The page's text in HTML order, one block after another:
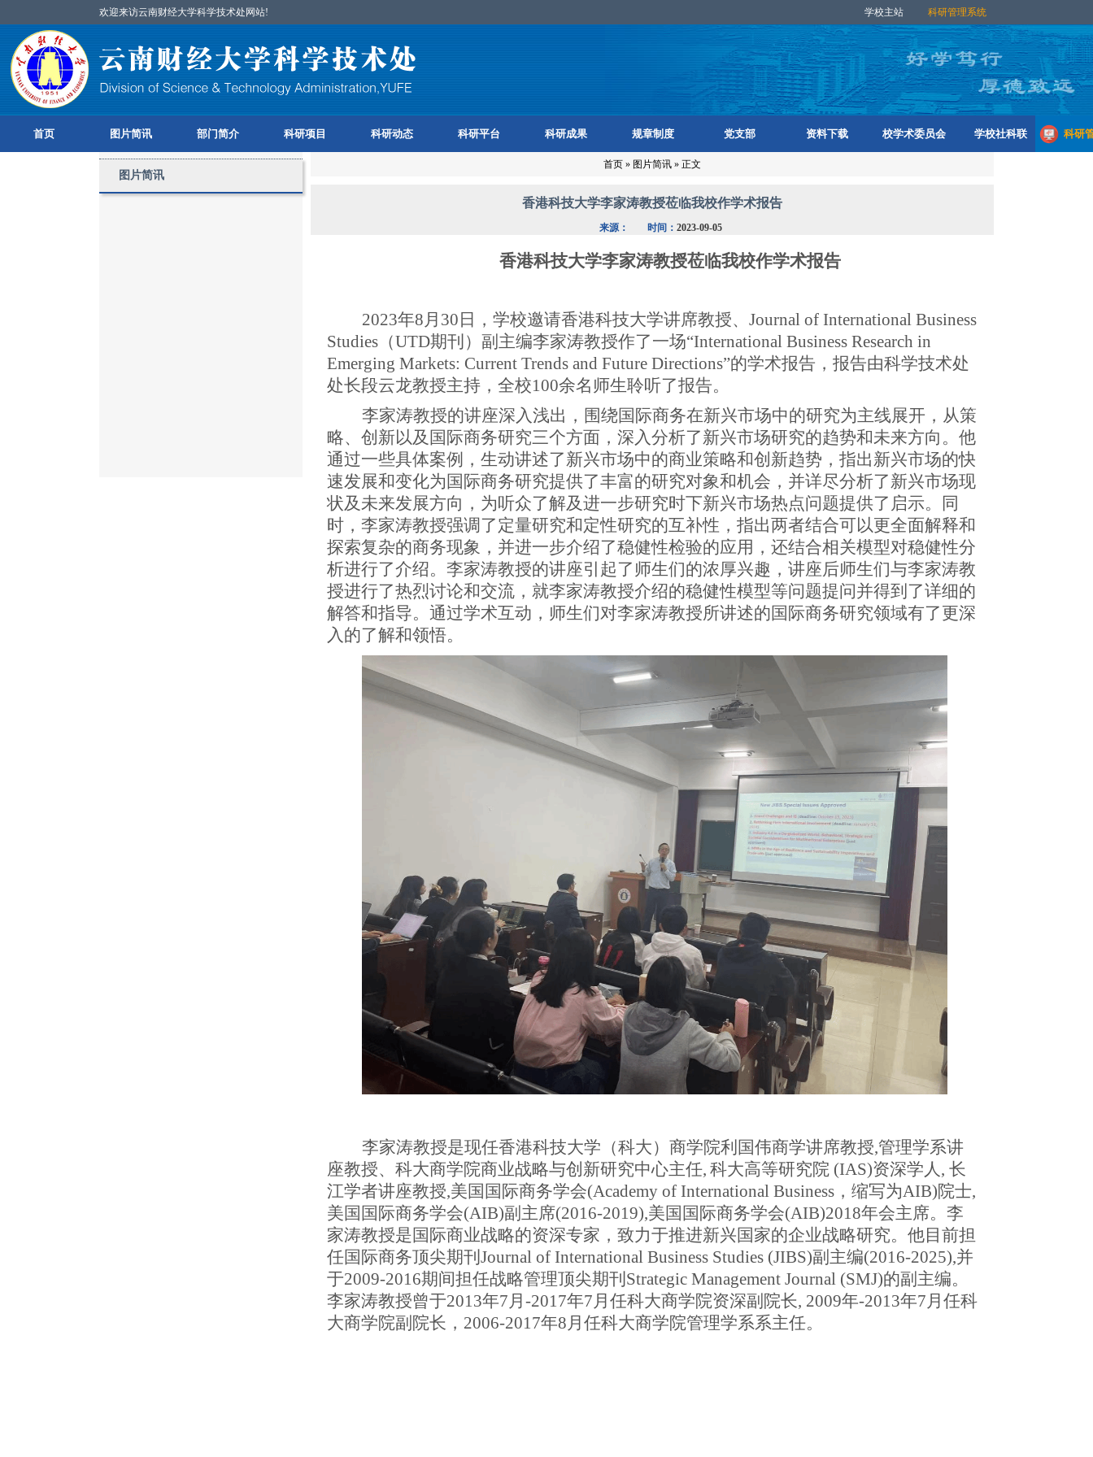
科研管理系统
学校主站
欢迎来访云南财经大学科学技术处网站!
首页 图片简讯 部门简介 科研项目 科研动态 科研平台 科研成果 规章制度 党支部 资料下载 校学术委员会 学校社科联 科研
图片简讯
首页 » 图片简讯 » 正文
香港科技大学李家涛教授莅临我校作学术报告
来源： 时间： 2023-09-05
香港科技大学李家涛教授莅临我校作学术报告
2023年8月 30 日，学校邀请香港科技大学讲席教授、 Journal of International Business
Studies （UTD期刊）副主编李家涛教授作了一场“International Business Research in
Emerging Markets: Current Trends and Future Directions”的学术报告 ， 报告由科学技术处
处长段云龙教授主持， 全校100余名师生聆听了报告。
李家涛教授的讲座深入浅出，围绕国际商务在新兴市场中的研究为主线展开， 从策
略、创新以及国际商务研究三个方面 ， 深入分析了新兴市场研究的趋势和未来方向。他
通过一些具体案例，生动讲述了新兴市场中的商业策略和创新趋势，指出新兴市场的快
速发展和变化为国际商务研究提供了丰富的研究对象和机会 ，并详尽分析了新兴市场现
状及未来发展方向，为听众了解及进一步研究时下新兴市场热点问题提供了启示。同
时，李家涛教授强调了定量研究和定性研究的互补性，指出两者结合可以更全面解释和
探索复杂的商务现象， 并进一步介绍了稳健性检验的应用 ，还结合相关模型对稳健性分
析进行了介绍。李家涛教授的讲座引起了师生们的浓厚兴趣， 讲座后师生们与李家涛教
授进行了热烈讨论和交流， 就李家涛教授介绍的稳健性模型等问题提问并得到了详细的
解答和指导。通过学术互动，师生们对李家涛教授所讲述的国际商务研究领域有了更深
入的了解和领悟。
李家涛教授是现任香港科技大学（科大）商学院利国伟商学讲席教授,管理学系讲
座教授、 科大商学院商业战略与创新研究中心主任, 科大高等研究院 (IAS)资深学人, 长
江学者讲座教授,美国 国际商务学会(Academy of International Business ，缩写为AIB)院士,
美国 国际商务学会(AIB)副主席(2016-2019),美国 国际商务学会(AIB)2018年会主席。李
家涛教授是国际商业战略的资深专家 ，致力于推进新兴国家的企业战略研究。 他目前担
任国际商务顶尖期刊 Journal of International Business Studies (JIBS)副主编(2016-2025),并
于2009-2016期间担任战略管理顶尖期刊 Strategic Management Journal (SMJ)的副 主编。
李家涛教授曾于2013年7月 -2017年7月任科大商学院资深副院长, 2009年-2013年7月任科
大商学院副院长， 2006-2017年8月任科大商学院管理学系系主任。